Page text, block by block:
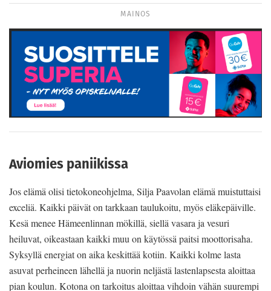
MAINOS
Aviomies paniikissa
Jos elämä olisi tietokoneohjelma, Silja Paavolan elämä muistuttaisi
exceliä. Kaikki päivät on tarkkaan taulukoitu, myös eläkepäiville.
Kesä menee Hämeenlinnan mökillä, siellä vasara ja vesuri
heiluvat, oikeastaan kaikki muu on käytössä paitsi moottorisaha.
Syksyllä energiat on aika keskittää kotiin. Kaikki kolme lasta
asuvat perheineen lähellä ja nuorin neljästä lastenlapsesta aloittaa
pian koulun. Kotona on tarkoitus aloittaa vihdoin vähän suurempi